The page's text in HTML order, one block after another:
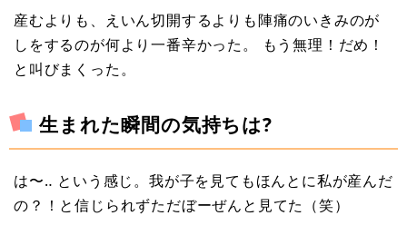
産むよりも、えいん切開するよりも陣痛のいきみのが
しをするのが何より一番辛かった。 もう無理！だめ！
と叫びまくった。
生まれた瞬間の気持ちは?
は〜‥ という感じ。我が子を見てもほんとに私が産んだ
の？！と信じられずただぼーぜんと見てた（笑）